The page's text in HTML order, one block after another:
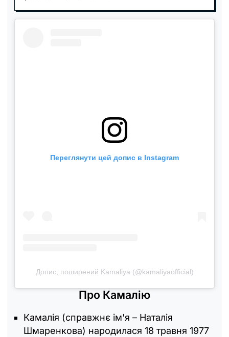
Переглянути цей допис в Instagram
Допис, поширений Kamaliya (@kamaliyaofficial)
Про Камалію
Камалія (справжнє ім'я – Наталія
Шмаренкова) народилася 18 травня 1977